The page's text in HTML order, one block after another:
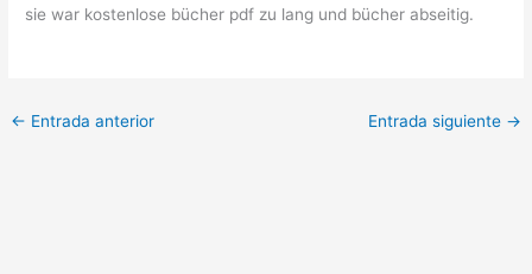
sie war kostenlose bücher pdf zu lang und bücher abseitig.
← Entrada anterior Entrada siguiente →